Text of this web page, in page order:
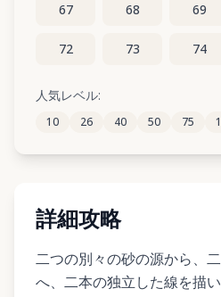
67 68 69
72 73 74
77
82 83 84
人気レベル:
10 26 40 50 75
詳細攻略
二つの別々の砂の源から、
へ、二本の独立した線を描